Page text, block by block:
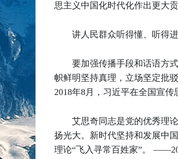
思主义中国化时代化作出更大
讲人民群众听得懂、听得
要加强传播手段和话语方
帜鲜明坚持真理，立场坚定批
2018年8月，习近平在全国宣
艾思奇同志是党的优秀理
扬光大。新时代坚持和发展中
理论“飞入寻常百姓家”。